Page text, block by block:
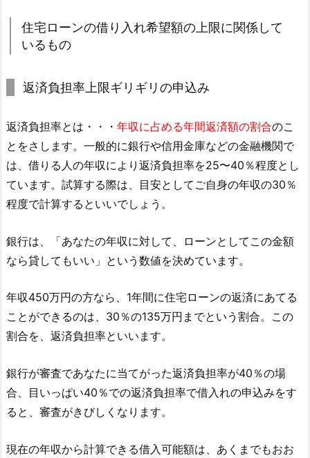
住宅ローンの借り入れ希望額の上限に関係して
いるもの
返済負担率上限ギリギリの申込み
返済負担率とは・・・ 年収に占める年間返済額の割合のこ
とをさします。一般的に銀行や信用金庫などの金融機関で
は、借りる人の年収により返済負担率を25〜40％程度とし
ています。試算する際は、目安としてご自身の年収の30％
程度で計算するといいでしょう。
銀行は、「あなたの年収に対して、ローンとしてこの金額
なら貸してもいい」という数値を決めています。
年収450万円の方なら、1年間に住宅ローンの返済にあてる
ことができるのは、30％の135万円までという割合。この
割合を、返済負担率といいます。
銀行が審査であなたに当てがった返済負担率が40％の場
合、目いっぱい40％での返済負担率で借入れの申込みをす
ると、審査がきびしくなります。
現在の年収から計算できる借入可能額は、あくまでもおお